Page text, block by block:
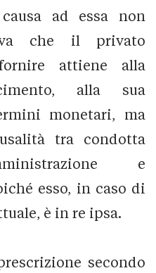
ad essa non
che il privato
attiene alla
alla sua
monetari, ma
tra condotta
e
esso, in caso di
è in re ipsa.
secondo